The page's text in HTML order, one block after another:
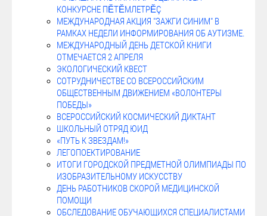
КОНКУРСНЕ ПĔТĔМЛЕТРĔÇ
МЕЖДУНАРОДНАЯ АКЦИЯ "ЗАЖГИ СИНИМ" В
РАМКАХ НЕДЕЛИ ИНФОРМИРОВАНИЯ ОБ АУТИЗМЕ.
МЕЖДУНАРОДНЫЙ ДЕНЬ ДЕТСКОЙ КНИГИ
ОТМЕЧАЕТСЯ 2 АПРЕЛЯ
ЭКОЛОГИЧЕСКИЙ КВЕСТ
СОТРУДНИЧЕСТВЕ СО ВСЕРОССИЙСКИМ
ОБЩЕСТВЕННЫМ ДВИЖЕНИЕМ «ВОЛОНТЕРЫ
ПОБЕДЫ»
ВСЕРОССИЙСКИЙ КОСМИЧЕСКИЙ ДИКТАНТ
ШКОЛЬНЫЙ ОТРЯД ЮИД
«ПУТЬ К ЗВЕЗДАМ!»
ЛЕГОПОЕКТИРОВАНИЕ
ИТОГИ ГОРОДСКОЙ ПРЕДМЕТНОЙ ОЛИМПИАДЫ ПО
ИЗОБРАЗИТЕЛЬНОМУ ИСКУССТВУ
ДЕНЬ РАБОТНИКОВ СКОРОЙ МЕДИЦИНСКОЙ
ПОМОЩИ
ОБСЛЕДОВАНИЕ ОБУЧАЮЩИХСЯ СПЕЦИАЛИСТАМИ